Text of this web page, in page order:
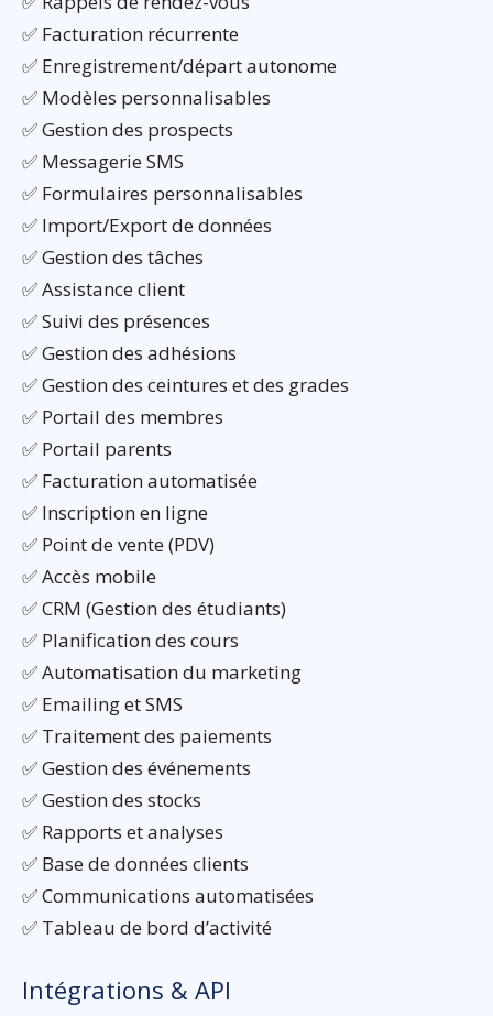
✅ Facturation récurrente
✅ Enregistrement/départ autonome
✅ Modèles personnalisables
✅ Gestion des prospects
✅ Messagerie SMS
✅ Formulaires personnalisables
✅ Import/Export de données
✅ Gestion des tâches
✅ Assistance client
✅ Suivi des présences
✅ Gestion des adhésions
✅ Gestion des ceintures et des grades
✅ Portail des membres
✅ Portail parents
✅ Facturation automatisée
✅ Inscription en ligne
✅ Point de vente (PDV)
✅ Accès mobile
✅ CRM (Gestion des étudiants)
✅ Planification des cours
✅ Automatisation du marketing
✅ Emailing et SMS
✅ Traitement des paiements
✅ Gestion des événements
✅ Gestion des stocks
✅ Rapports et analyses
✅ Base de données clients
✅ Communications automatisées
✅ Tableau de bord d’activité
Intégrations & API